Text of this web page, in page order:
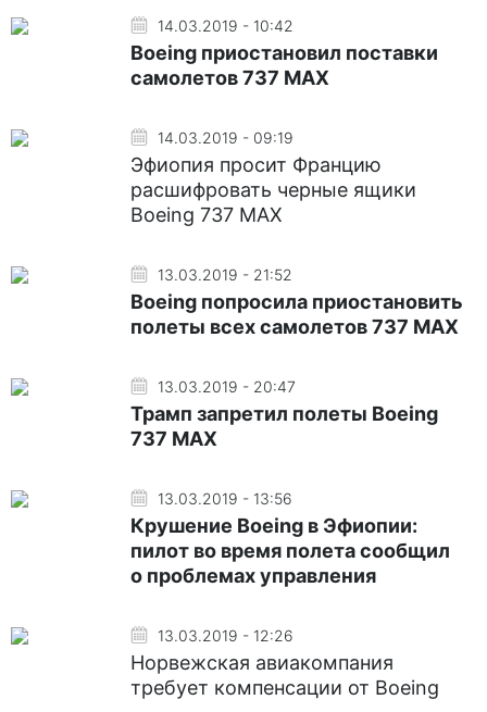
14.03.2019 - 10:42
Boeing приостановил поставки
самолетов 737 MAX
14.03.2019 - 09:19
Эфиопия просит Францию
расшифровать черные ящики
Boeing 737 MAX
13.03.2019 - 21:52
Boeing попросила приостановить
полеты всех самолетов 737 MAX
13.03.2019 - 20:47
Трамп запретил полеты Boeing
737 MAX
13.03.2019 - 13:56
Крушение Boeing в Эфиопии:
пилот во время полета сообщил
о проблемах управления
13.03.2019 - 12:26
Норвежская авиакомпания
требует компенсации от Boeing